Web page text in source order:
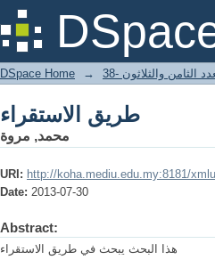
طريق الاستقراء
DSpace Home → الثامن والثلاثون -38
طريق الاستقراء
محمد, مروة
URI: http://koha.mediu.edu.my:8181/
Date: 2013-07-30
Abstract:
هذا البحث يبحث في طريق الاستقراء